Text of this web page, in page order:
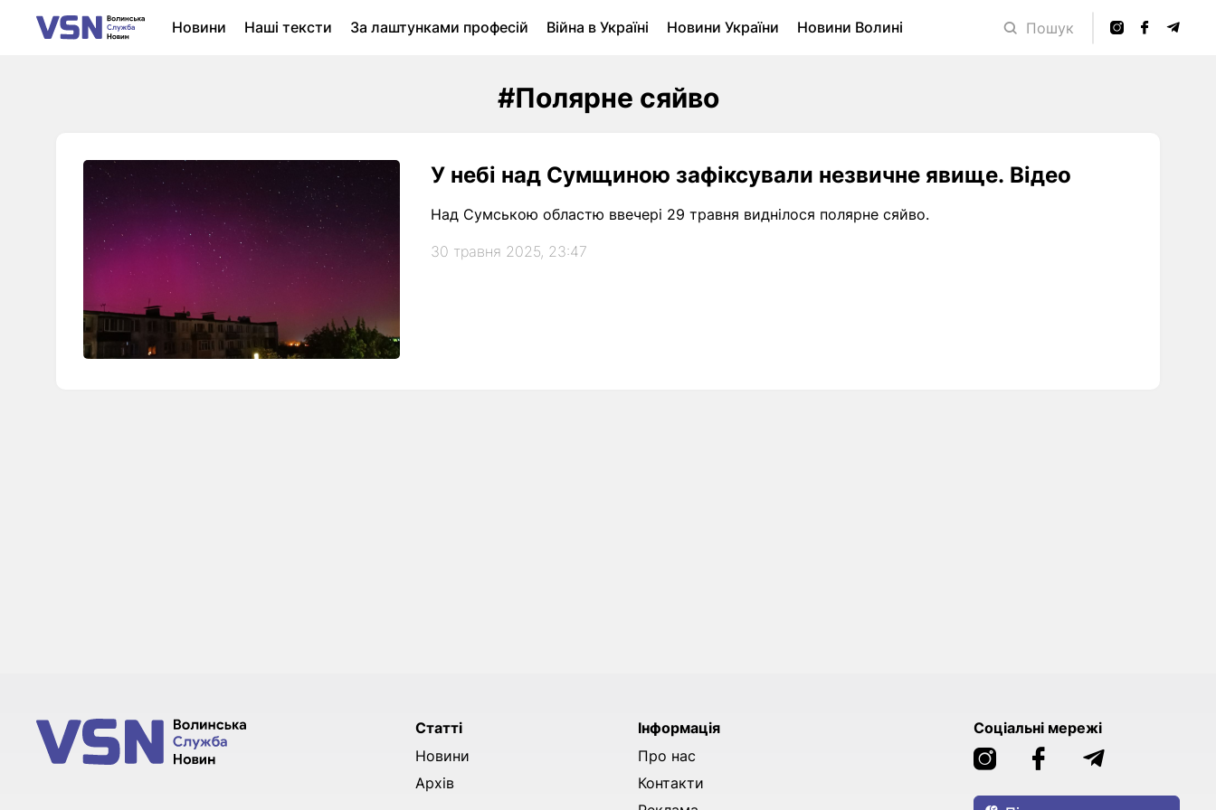
Новини Наші тексти За лаштунками професій Війна в Україні Новини України
Новини Волині
Пошук
#Полярне сяйво
У небі над Сумщиною зафіксували незвичне явище. Відео
Над Сумською областю ввечері 29 травня виднілося полярне сяйво.
30 травня 2025, 23:47
Статті
Новини
Архів
Інформація
Про нас
Контакти
Соціальні мережі